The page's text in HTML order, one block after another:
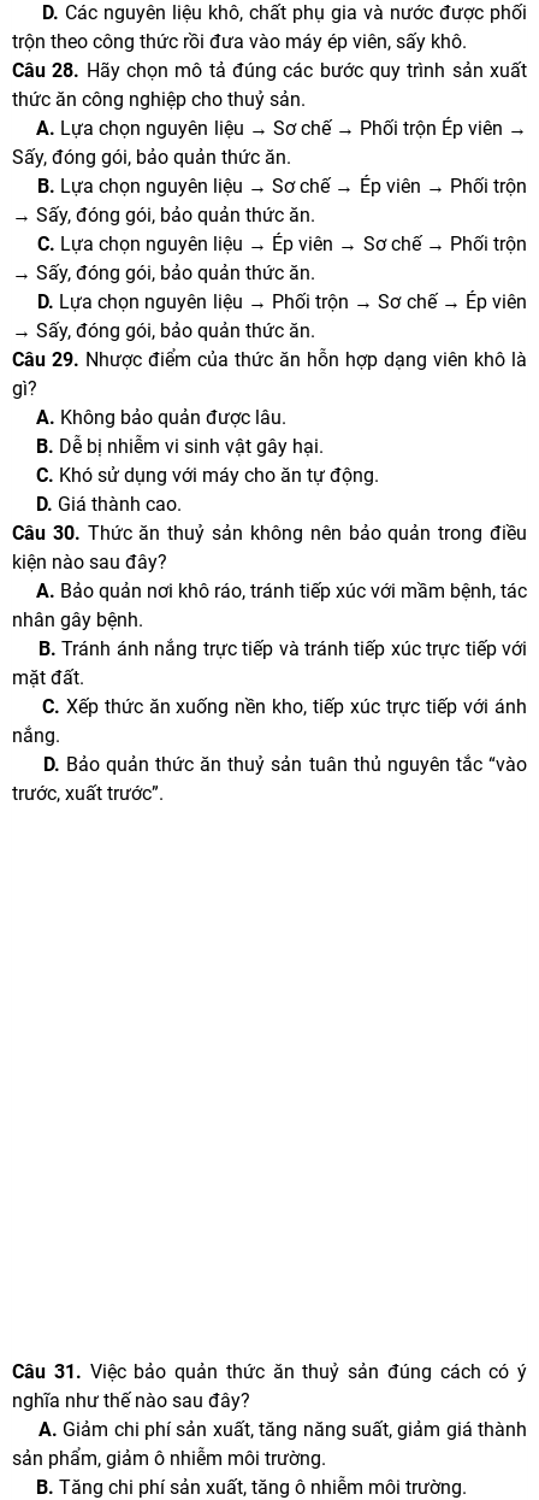
D. Các nguyên liệu khô, chất phụ gia và nước được phối
trộn theo công thức rồi đưa vào máy ép viên, sấy khô.
Câu 28. Hãy chọn mô tả đúng các bước quy trình sản xuất
thức ăn công nghiệp cho thuỷ sản.
A. Lựa chọn nguyên liệu → Sơ chế → Phối trộn Ép viên →
Sấy, đóng gói, bảo quản thức ăn.
B. Lựa chọn nguyên liệu → Sơ chế → Ép viên → Phối trộn
→ Sấy, đóng gói, bảo quản thức ăn.
C. Lựa chọn nguyên liệu → Ép viên → Sơ chế → Phối trộn
→ Sấy, đóng gói, bảo quản thức ăn.
D. Lựa chọn nguyên liệu → Phối trộn → Sơ chế → Ép viên
→ Sấy, đóng gói, bảo quản thức ăn.
Câu 29. Nhược điểm của thức ăn hỗn hợp dạng viên khô là
gì?
A. Không bảo quản được lâu.
B. Dễ bị nhiễm vi sinh vật gây hại.
C. Khó sử dụng với máy cho ăn tự động.
D. Giá thành cao.
Câu 30. Thức ăn thuỷ sản không nên bảo quản trong điều
kiện nào sau đây?
A. Bảo quản nơi khô ráo, tránh tiếp xúc với mầm bệnh, tác
nhân gây bệnh.
B.Tránh ánh nắng trực tiếp và tránh tiếp xúc trực tiếp với
mặt đất.
C. Xếp thức ăn xuống nền kho, tiếp xúc trực tiếp với ánh
nắng.
D. Bảo quản thức ăn thuỷ sản tuân thủ nguyên tắc “vào
trước, xuất trước”.
Câu 31. Việc bảo quản thức ăn thuỷ sản đúng cách có ý
nghĩa như thế nào sau đây?
A. Giảm chi phí sản xuất, tăng năng suất, giảm giá thành
sản phẩm, giảm ô nhiễm môi trường.
B. Tăng chi phí sản xuất, tăng ô nhiễm môi trường.